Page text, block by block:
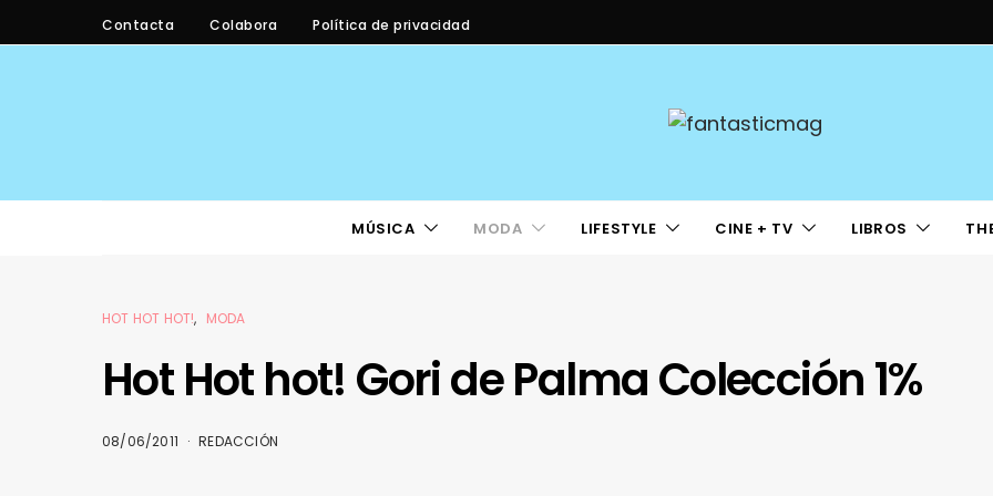
Contacta Colabora Política de privacidad
MÚSICA MODA LIFESTYLE CINE + TV LIBROS
HOT HOT HOT! MODA
Hot Hot hot! Gori de Palma Colección 1%
08/06/2011 REDACCIÓN